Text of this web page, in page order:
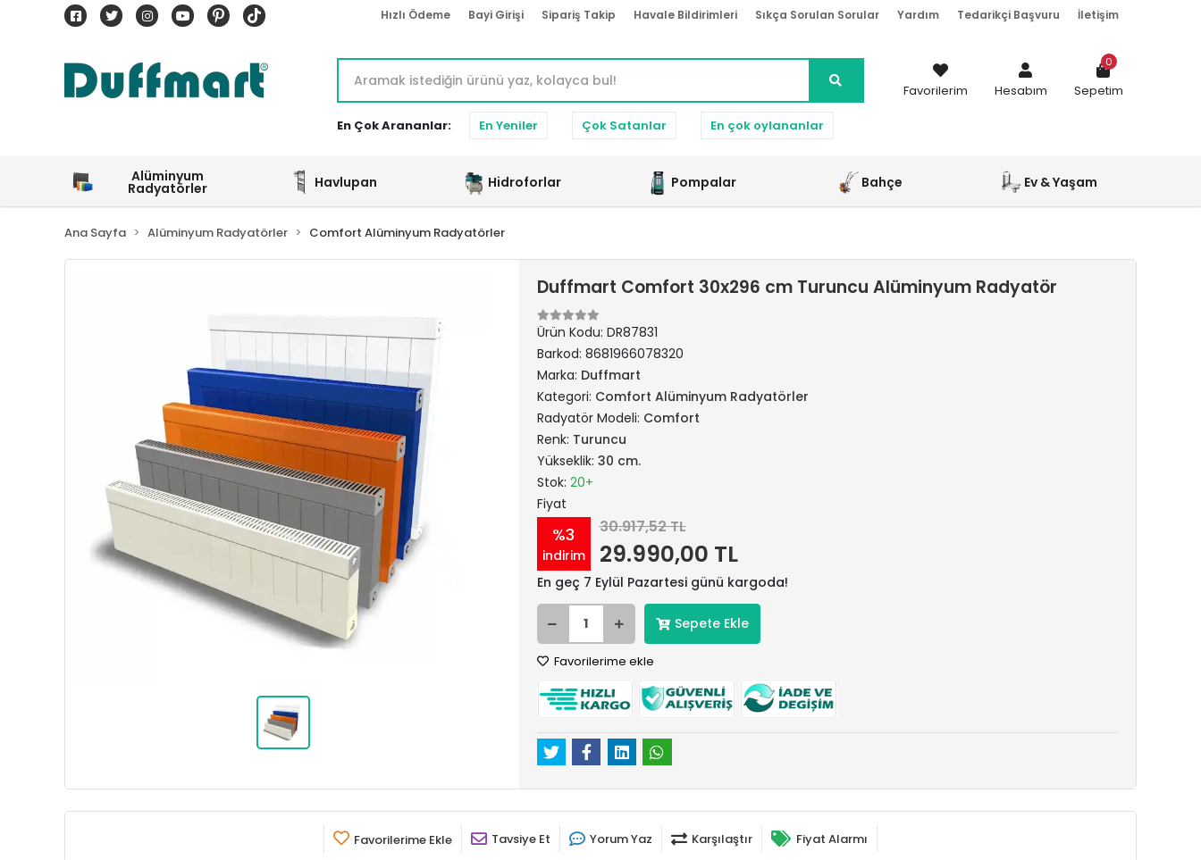
Hızlı Ödeme Bayi Girişi Sipariş Takip Havale Bildirimleri Sıkça Sorulan Sorular Yardım Tedarikçi Başvuru İletişim
En Çok Arananlar: En Yeniler Çok Satanlar En çok oylananlar
Favorilerim Hesabım Sepetim
0
Alüminyum
Radyatörler Havlupan Hidroforlar Pompalar Bahçe Ev & Yaşam
Ana Sayfa Alüminyum Radyatörler Comfort Alüminyum Radyatörler
Duffmart Comfort 30x296 cm Turuncu Alüminyum Radyatör
Ürün Kodu: DR87831
Barkod: 8681966078320
Marka: Duffmart
Kategori: Comfort Alüminyum Radyatörler
Radyatör Modeli: Comfort
Renk: Turuncu
Yükseklik: 30 cm.
Stok: 20+
Fiyat
%3
indirim
30.917,52 TL
29.990,00 TL
En geç 7 Eylül Pazartesi günü kargoda!
Sepete Ekle
Favorilerime ekle
Favorilerime Ekle Tavsiye Et Yorum Yaz Karşılaştır Fiyat Alarmı